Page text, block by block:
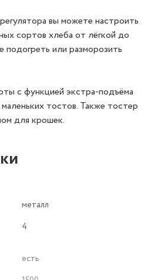
вы можете настроить
сортов хлеба от лёгкой до
или разморозить
с функцией экстра-подъёма
тостов. Также тостер
для крошек.
металл
4
есть